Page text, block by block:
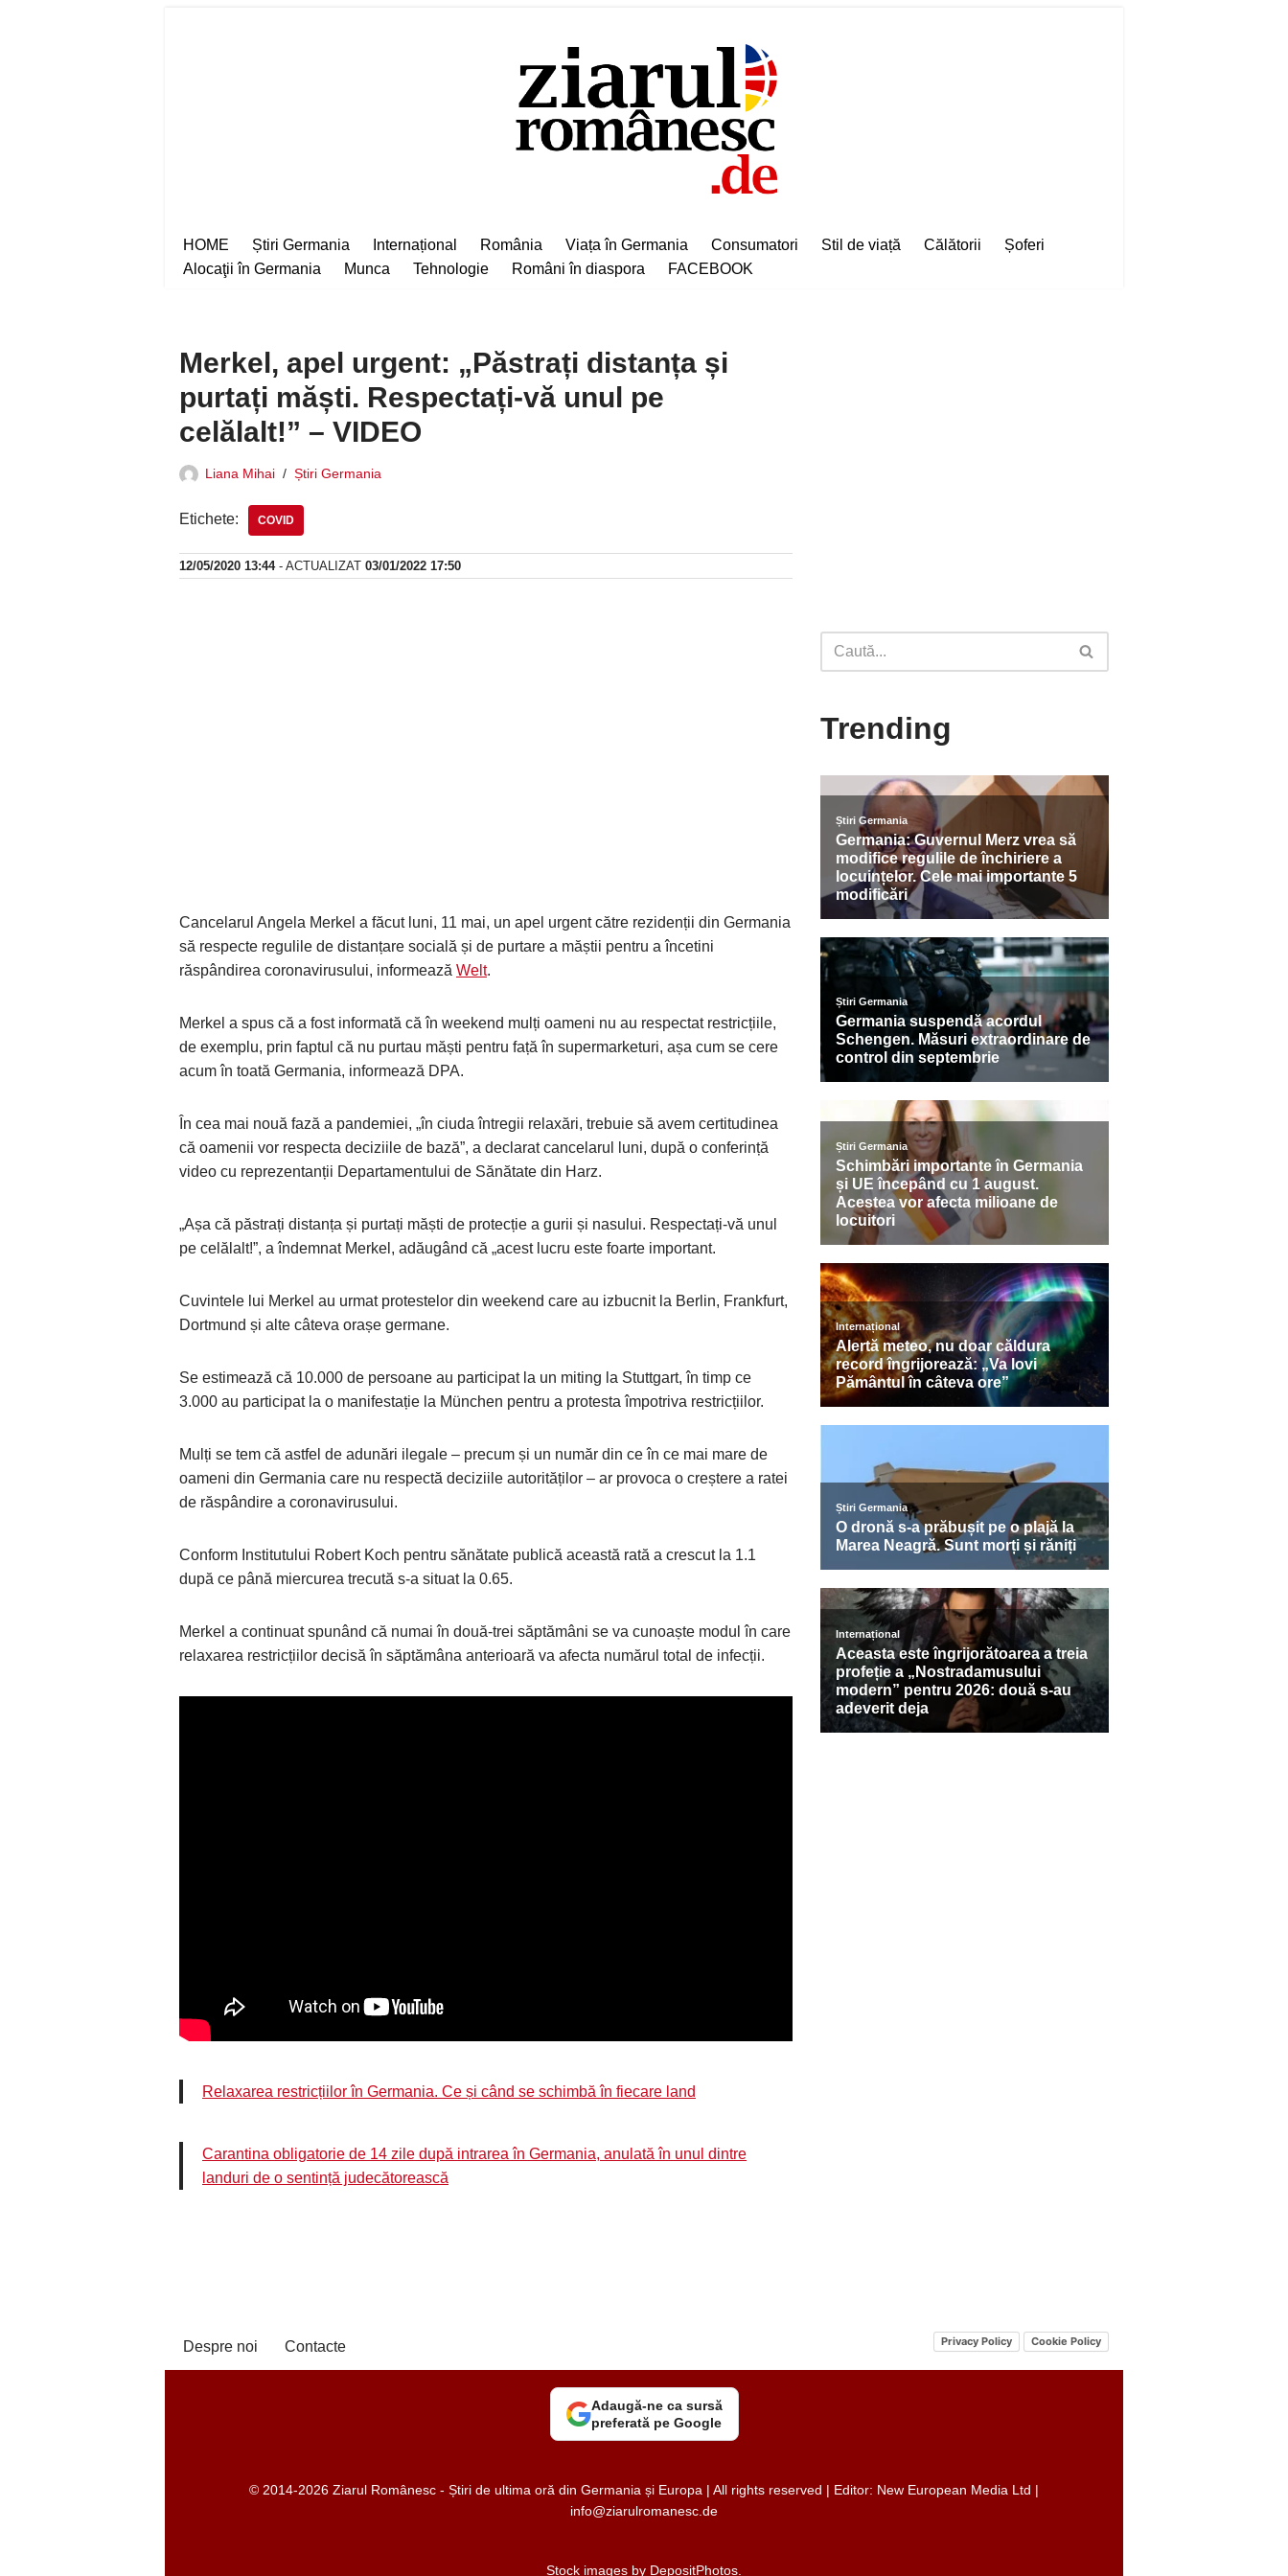
HOME Știri Germania Internațional România Viața în Germania Consumatori Stil de viață Călătorii
Șoferi
Alocaţii în Germania
Munca Tehnologie Români în diaspora FACEBOOK
Merkel, apel urgent: „Păstrați distanța și
purtați măști. Respectați-vă unul pe
celălalt!” – VIDEO
Liana Mihai Știri Germania
Etichete: COVID
12/05/2020 13:44- ACTUALIZAT 03/01/2022 17:50
Cancelarul Angela Merkel a făcut luni, 11 mai, un apel urgent către rezidenții din Germania
să respecte regulile de distanțare socială și de purtare a măștii pentru a încetini
răspândirea coronavirusului, informează Welt.
Merkel a spus că a fost informată că în weekend mulți oameni nu au respectat restricțiile,
de exemplu, prin faptul că nu purtau măști pentru față în supermarketuri, așa cum se cere
acum în toată Germania, informează DPA.
În cea mai nouă fază a pandemiei, „în ciuda întregii relaxări, trebuie să avem certitudinea
că oamenii vor respecta deciziile de bază”, a declarat cancelarul luni, după o conferință
video cu reprezentanții Departamentului de Sănătate din Harz.
„Așa că păstrați distanța și purtați măști de protecție a gurii și nasului. Respectați-vă unul
pe celălalt!”, a îndemnat Merkel, adăugând că „acest lucru este foarte important.
Cuvintele lui Merkel au urmat protestelor din weekend care au izbucnit la Berlin, Frankfurt,
Dortmund și alte câteva orașe germane.
Se estimează că 10.000 de persoane au participat la un miting la Stuttgart, în timp ce
3.000 au participat la o manifestație la München pentru a protesta împotriva restricțiilor.
Mulți se tem că astfel de adunări ilegale – precum și un număr din ce în ce mai mare de
oameni din Germania care nu respectă deciziile autorităților – ar provoca o creștere a ratei
de răspândire a coronavirusului.
Conform Institutului Robert Koch pentru sănătate publică această rată a crescut la 1.1
după ce până miercurea trecută s-a situat la 0.65.
Merkel a continuat spunând că numai în două-trei săptămâni se va cunoaște modul în care
relaxarea restricțiilor decisă în săptămâna anterioară va afecta numărul total de infecții.
Relaxarea restricțiilor în Germania. Ce și când se schimbă în fiecare land
Carantina obligatorie de 14 zile după intrarea în Germania, anulată în unul dintre
landuri de o sentință judecătorească
Trending
Despre noi Contacte Privacy Policy Cookie Policy
Adaugă-ne ca sursă
preferată pe Google
© 2014-2026 Ziarul Românesc - Știri de ultima oră din Germania și Europa | All rights reserved | Editor: New European Media Ltd |
info@ziarulromanesc.de
Stock images by DepositPhotos